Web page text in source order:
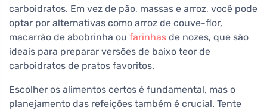
carboidratos. Em vez de pão, massas e arroz, você pode
optar por alternativas como arroz de couve-flor,
macarrão de abobrinha ou farinhas de nozes, que são
ideais para preparar versões de baixo teor de
carboidratos de pratos favoritos.
Escolher os alimentos certos é fundamental, mas o
planejamento das refeições também é crucial. Tente